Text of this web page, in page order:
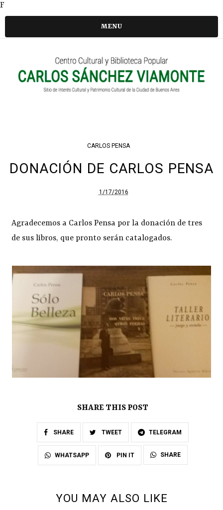
F
MENU
CARLOS PENSA
DONACIÓN DE CARLOS PENSA
1/17/2016
Agradecemos a Carlos Pensa por la donación de tres
de sus libros, que pronto serán catalogados.
SHARE THIS POST
SHARE TWEET TELEGRAM
WHATSAPP PIN IT SHARE
YOU MAY ALSO LIKE